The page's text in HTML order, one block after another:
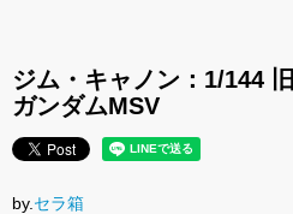
ジム・キャノン：1/144
ガンダムMSV
by. セラ箱